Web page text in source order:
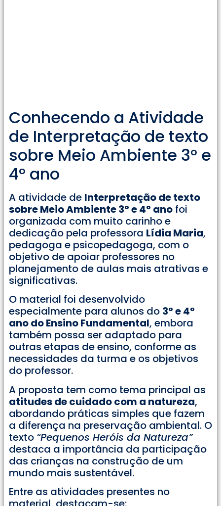
Conhecendo a Atividade
de Interpretação de texto
sobre Meio Ambiente 3° e
4° ano
A atividade de Interpretação de texto
sobre Meio Ambiente 3° e 4° ano foi
organizada com muito carinho e
dedicação pela professora Lídia Maria,
pedagoga e psicopedagoga, com o
objetivo de apoiar professores no
planejamento de aulas mais atrativas e
significativas.
O material foi desenvolvido
especialmente para alunos do 3° e 4°
ano do Ensino Fundamental, embora
também possa ser adaptado para
outras etapas de ensino, conforme as
necessidades da turma e os objetivos
do professor.
A proposta tem como tema principal as
atitudes de cuidado com a natureza,
abordando práticas simples que fazem
a diferença na preservação ambiental. O
texto “Pequenos Heróis da Natureza”
destaca a importância da participação
das crianças na construção de um
mundo mais sustentável.
Entre as atividades presentes no